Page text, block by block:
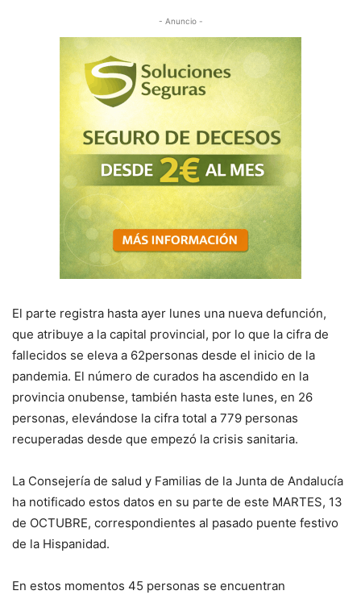
- Anuncio -
El parte registra hasta ayer lunes una nueva defunción,
que atribuye a la capital provincial, por lo que la cifra de
fallecidos se eleva a 62personas desde el inicio de la
pandemia. El número de curados ha ascendido en la
provincia onubense, también hasta este lunes, en 26
personas, elevándose la cifra total a 779 personas
recuperadas desde que empezó la crisis sanitaria.
La Consejería de salud y Familias de la Junta de Andalucía
ha notificado estos datos en su parte de este MARTES, 13
de OCTUBRE, correspondientes al pasado puente festivo
de la Hispanidad.
En estos momentos 45 personas se encuentran